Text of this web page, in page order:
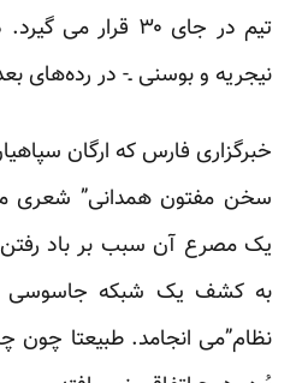
تیم در جای ۳۰
نیجریه و بوسنی ـ- در رده‌های
خبرگزاری فارس که ارگان
سخن مفتون همدانی” شعری
یک مصرع آن سبب بر باد
به کشف یک شبکه جاسوسی
نظام”می انجامد. طبیعتا